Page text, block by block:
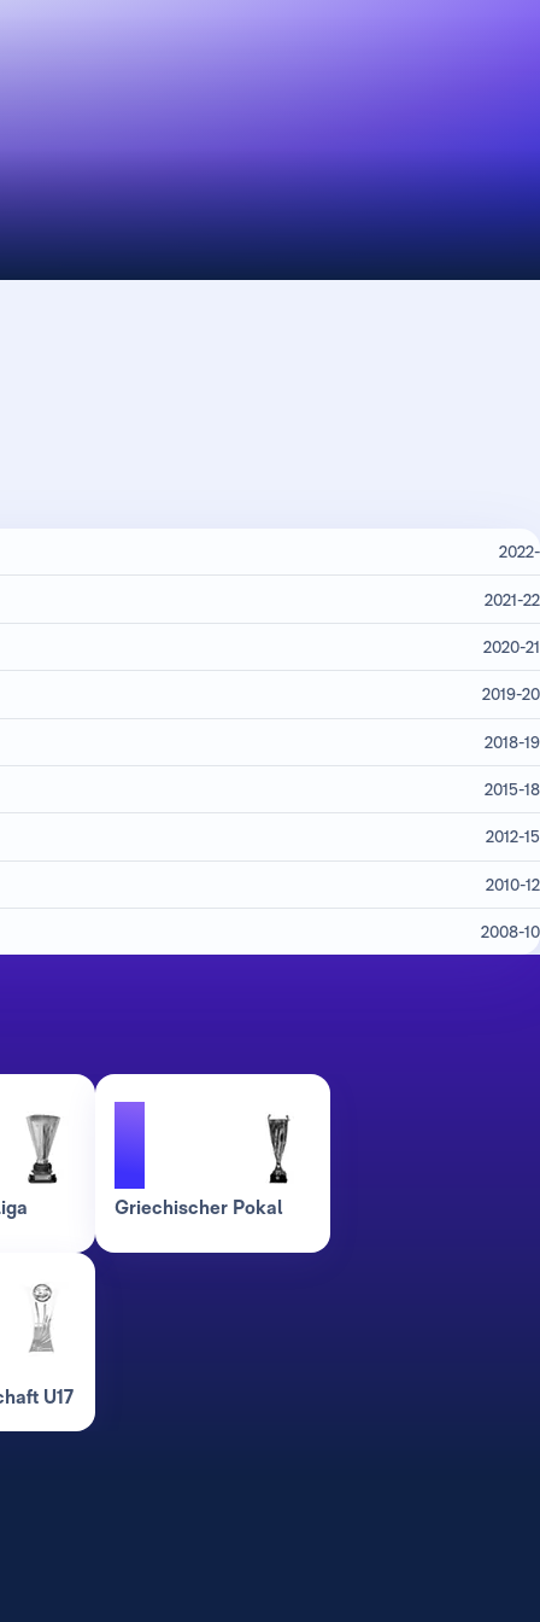
2022-
2021-22
2020-21
2019-20
2018-19
2015-18
2012-15
2010-12
2008-10
1
Griechischer Pokal
U17